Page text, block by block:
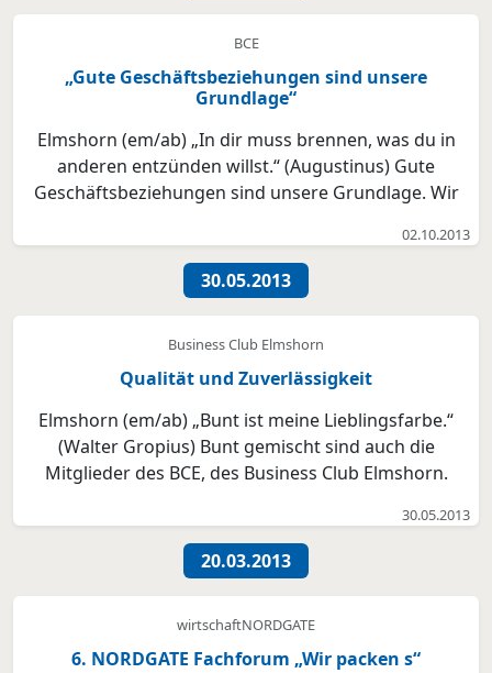
BCE
„Gute Geschäftsbeziehungen sind unsere
Grundlage“
Elmshorn (em/ab) „In dir muss brennen, was du in
anderen entzünden willst.“ (Augustinus) Gute
Geschäftsbeziehungen sind unsere Grundlage. Wir
die Philosophie, füreinander da zu sein: beruflich und
privat. Denn in den vergangenen drei Jahren unserer
1...
02.10.2013
30.05.2013
Business Club Elmshorn
Qualität und Zuverlässigkeit
Elmshorn (em/ab) „Bunt ist meine Lieblingsfarbe.“
(Walter Gropius) Bunt gemischt sind auch die
Mitglieder des BCE, des Business Club Elmshorn.
die Unternehmer zum Frühstück treffen. 14-tägig in
aller Herrgottsfrühe um 7 Uhr im Sportlife Hotel an
der...
30.05.2013
20.03.2013
wirtschaftNORDGATE
6. NORDGATE Fachforum „Wir packen s“